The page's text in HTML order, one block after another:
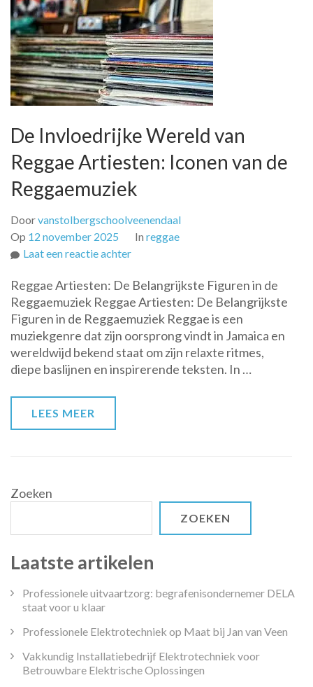
De Invloedrijke Wereld van
Reggae Artiesten: Iconen van de
Reggaemuziek
Doorvanstolbergschoolveenendaal
Op 12 november 2025 In reggae
Laat een reactie achterop
Invloedrijke
Wereld
van
Reggae
Artiesten:
Iconen
Reggae Artiesten: De Belangrijkste Figuren in de
Reggaemuziek Reggae Artiesten: De Belangrijkste
Figuren in de Reggaemuziek Reggae is een
muziekgenre dat zijn oorsprong vindt in Jamaica en
wereldwijd bekend staat om zijn relaxte ritmes,
diepe baslijnen en inspirerende teksten. In …
LEES MEER
Zoeken
ZOEKEN
Laatste artikelen
Professionele uitvaartzorg: begrafenisondernemer DELA
staat voor u klaar
Professionele Elektrotechniek op Maat bij Jan van Veen
Vakkundig Installatiebedrijf Elektrotechniek voor
Betrouwbare Elektrische Oplossingen